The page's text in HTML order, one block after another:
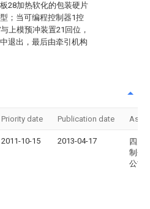
28加热软化的包装硬片
；当可编程控制器1控
上模预冲装置21回位，
退出，最后由牵引机构
Priority date Publication date
2011-10-15 2013-04-17
四川
制剂
公司